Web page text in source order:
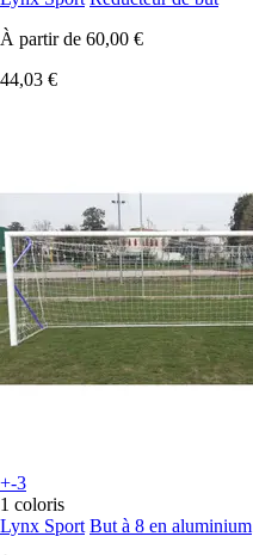
À partir de 60,00 €
44,03 €
+-3
1 coloris
Lynx Sport But à 8 en aluminium